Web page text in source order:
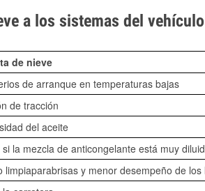
a los sistemas del vehículo
de nieve
de arranque en temperaturas bajas
de tracción
del aceite
la mezcla de anticongelante está muy
limpiaparabrisas y menor desempeño de